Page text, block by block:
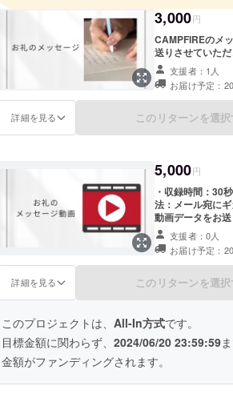
3,000円
CAMPFIREのメ
送りさせていただ
支援者：1人
お届け予定：
詳細を見る このリターンを選
5,000円
・収録時間：30
法：メール宛に
動画データをお送
支援者：0人
お届け予定：
詳細を見る このリターンを選
このプロジェクトは、 All-In方式です。
目標金額に関わらず、 2024/06/20 23:59:59
金額がファンディングされます。